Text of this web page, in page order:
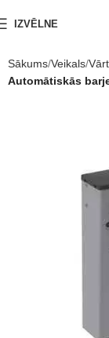
IZVĒLNE
Sākums Veikals
Automātiskās